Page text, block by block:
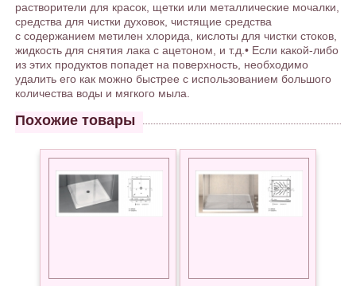
растворители для красок, щетки или металлические мочалки,
средства для чистки духовок, чистящие средства
с содержанием метилен хлорида, кислоты для чистки стоков,
жидкость для снятия лака с ацетоном, и т.д.• Если какой-либо
из этих продуктов попадет на поверхность, необходимо
удалить его как можно быстрее с использованием большого
количества воды и мягкого мыла.
Похожие товары